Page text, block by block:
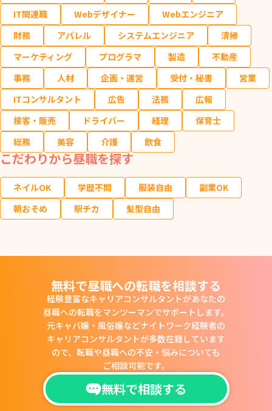
IT関連職
Webデザイナー
Webエンジニア
財務
アパレル システムエンジニア
清掃
マーケティング
プログラマ 製造
不動産
事務
人材 企画・運営 受付・秘書
営業
ITコンサルタント
広告 法務
広報
接客・販売
ドライバー 経理
保育士
総務
美容 介護 飲食
こだわりから昼職を探す
ネイルOK 学歴不問 服装自由
副業OK
朝おそめ
駅チカ 髪型自由
無料で昼職への転職を相談する
経験豊富なキャリアコンサルタントがあなたの
昼職への転職をマンツーマンでサポートします。
元キャバ嬢・風俗嬢などナイトワーク経験者の
キャリアコンサルタントが多数在籍しています
ので、 転職や昼職への不安・悩みについても
ご相談可能です。
無料で相談する